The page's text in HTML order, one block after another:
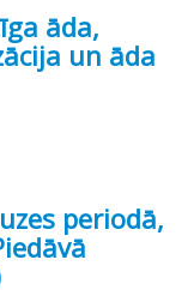
āda,
un āda
periodā,